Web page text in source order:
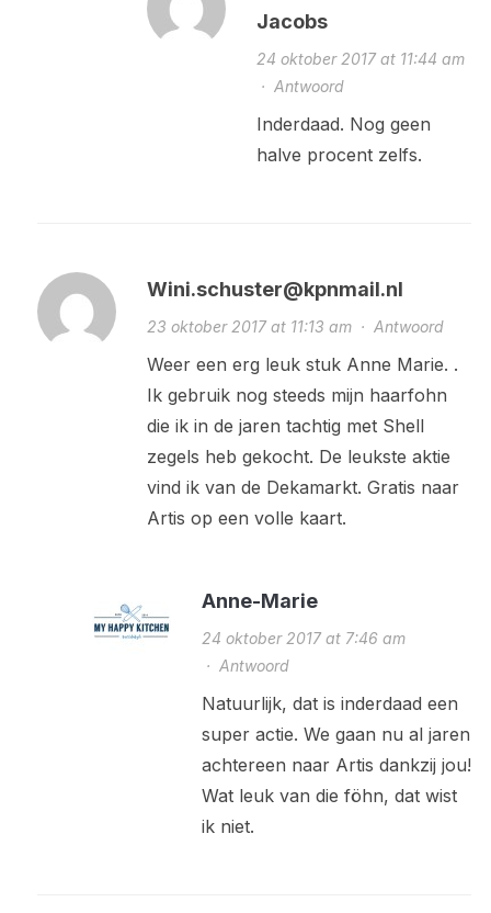
Jacobs
24 oktober 2017 at 11:44 am
· Antwoord
Inderdaad. Nog geen
halve procent zelfs.
Wini.schuster@kpnmail.nl
23 oktober 2017 at 11:13 am· Antwoord
Weer een erg leuk stuk Anne Marie. .
Ik gebruik nog steeds mijn haarfohn
die ik in de jaren tachtig met Shell
zegels heb gekocht. De leukste aktie
vind ik van de Dekamarkt. Gratis naar
Artis op een volle kaart.
Anne-Marie
24 oktober 2017 at 7:46 am
· Antwoord
Natuurlijk, dat is inderdaad een
super actie. We gaan nu al jaren
achtereen naar Artis dankzij jou!
Wat leuk van die föhn, dat wist
ik niet.